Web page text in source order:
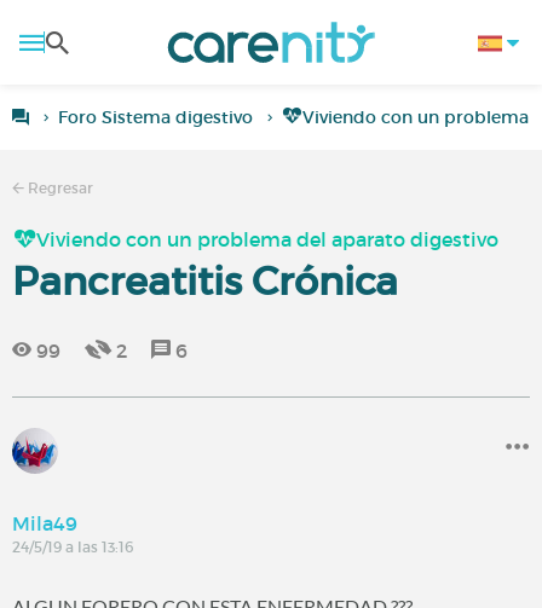
Foro Sistema digestivo Viviendo con un problema
Regresar
Viviendo con un problema del aparato digestivo
Pancreatitis Crónica
99 2 6
Mila49
24/5/19 a las 13:16